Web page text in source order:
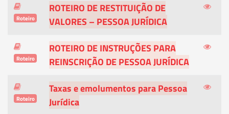
Roteiro
ROTEIRO DE RESTITUIÇÃO DE
VALORES – PESSOA JURÍDICA
Roteiro
ROTEIRO DE INSTRUÇÕES PARA
REINSCRIÇÃO DE PESSOA JURÍDICA
Roteiro
Taxas e emolumentos para Pessoa
Jurídica